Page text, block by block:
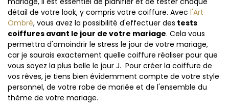
détail de votre look, y compris votre coiffure. Avec l'Art
Ombré, vous avez la possibilité d'effectuer des tests
coiffures avant le jour de votre mariage. Cela vous
permettra d'amoindrir le stress le jour de votre mariage,
car je saurais exactement quelle coiffure réaliser pour que
vous soyez la plus belle le jour J. Pour créer la coiffure de
vos rêves, je tiens bien évidemment compte de votre style
personnel, de votre robe de mariée et de l'ensemble du
thème de votre mariage.